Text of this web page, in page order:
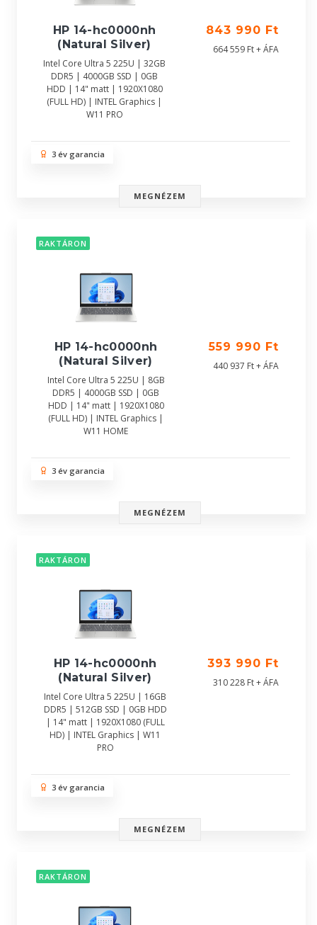
HP 14-hc0000nh
(Natural Silver)
Intel Core Ultra 5 225U | 32GB
DDR5 | 4000GB SSD | 0GB
HDD | 14" matt | 1920X1080
(FULL HD) | INTEL Graphics |
W11 PRO
843 990 Ft
664 559 Ft + ÁFA
3 év garancia
MEGNÉZEM
RAKTÁRON
HP 14-hc0000nh
(Natural Silver)
Intel Core Ultra 5 225U | 8GB
DDR5 | 4000GB SSD | 0GB
HDD | 14" matt | 1920X1080
(FULL HD) | INTEL Graphics |
W11 HOME
559 990 Ft
440 937 Ft + ÁFA
3 év garancia
MEGNÉZEM
RAKTÁRON
HP 14-hc0000nh
(Natural Silver)
Intel Core Ultra 5 225U | 16GB
DDR5 | 512GB SSD | 0GB HDD
| 14" matt | 1920X1080 (FULL
HD) | INTEL Graphics | W11
PRO
393 990 Ft
310 228 Ft + ÁFA
3 év garancia
MEGNÉZEM
RAKTÁRON